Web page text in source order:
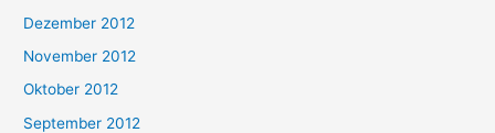
Dezember 2012
November 2012
Oktober 2012
September 2012